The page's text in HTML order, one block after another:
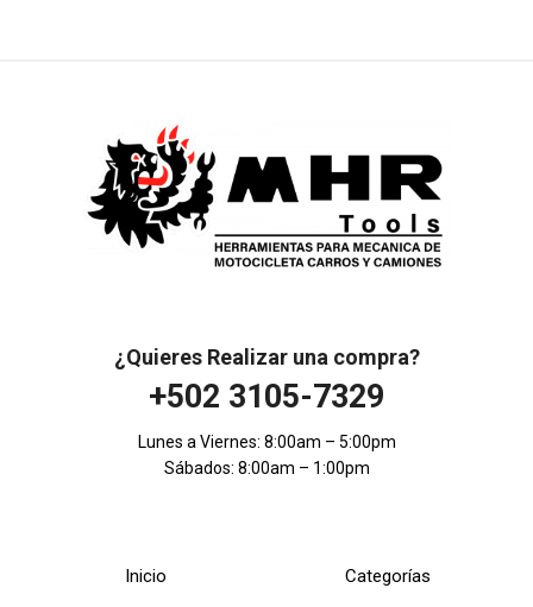
¿Quieres Realizar una compra?
+502 3105-7329
Lunes a Viernes: 8:00am – 5:00pm
Sábados: 8:00am – 1:00pm
Inicio Categorías